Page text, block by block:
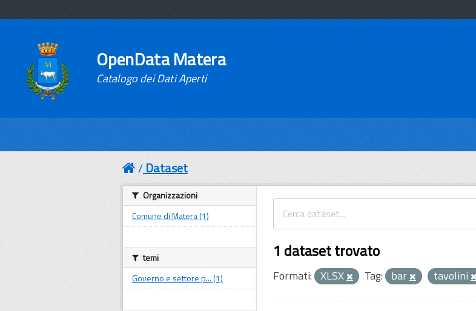
OpenData Matera
Catalogo dei Dati Aperti
Dataset
1 dataset trovato
Formati: XLSX Tag: bar tavolini
Organizzazioni
Comune di Matera (1)
temi
Governo e settore p... (1)